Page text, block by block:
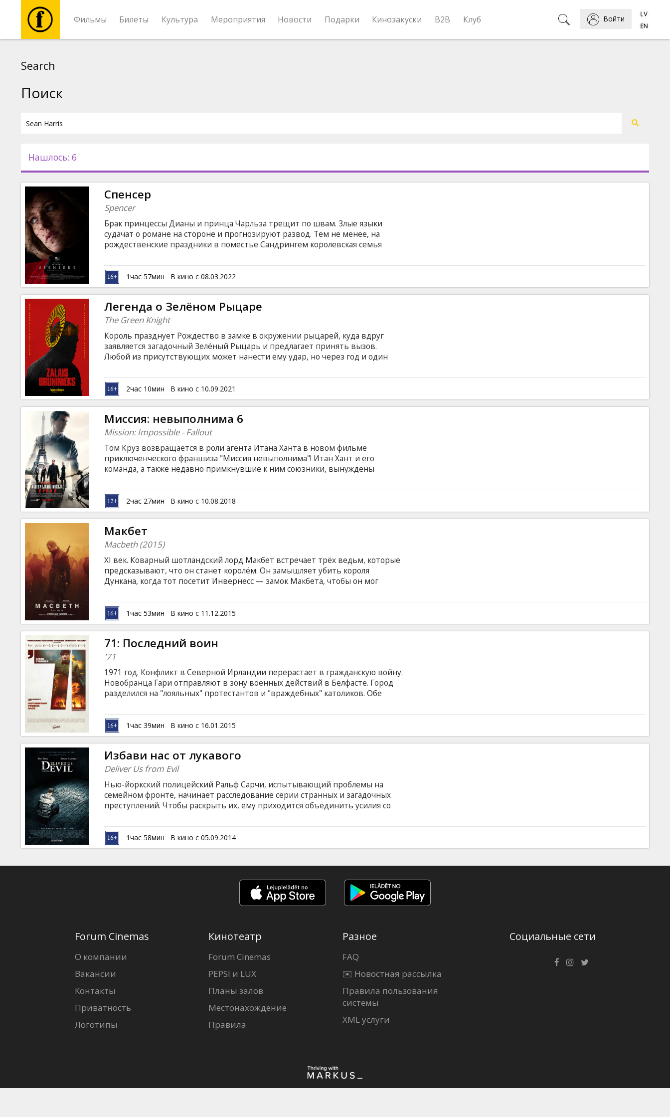
Фильмы Билеты Культура Мероприятия Новости Подарки Кинозакуски B2B Клуб Войти
Новости
Подарки
Кинозакуски
B2B
Клуб
Search
Поиск
Нашлось: 6
Спенсер
Spencer
Брак принцессы Дианы и принца Чарльза трещит по швам. Злые языки
судачат о романе на стороне и прогнозируют развод. Тем не менее, на
рождественские праздники в поместье Сандрингем королевская семья
на охоту, но сможет ли Диана продолжать эту игру? Фильм на английском
языке с субтитрами на латышском и русском языках.
1час 57мин В кино с 08.03.2022
Легенда о Зелёном Рыцаре
The Green Knight
Король празднует Рождество в замке в окружении рыцарей, куда вдруг
заявляется загадочный Зелёный Рыцарь и предлагает принять вызов.
Любой из присутствующих может нанести ему удар, но через год и один
ответ. Сэр Гавейн, племянник и наследник короля, вызывается на поединок
и отрубает гостю голову. Но тот, приставив голову на место, напоминает об
уговоре и удаляется. Год спустя Гавейн отправляется в полное опасностей
путешествие. Фильм на английском языке с субтитрами на латышском и
русском языках.
2час 10мин В кино с 10.09.2021
Миссия: невыполнима 6
Mission: Impossible - Fallout
Том Круз возвращается в роли агента Итана Ханта в новом фильме
приключенческого франшиза "Миссия невыполнима"! Итан Хант и его
команда, а также недавно примкнувшие к ним союзники, вынуждены
плану. Фильм на английском языке с субтитрами на латышском и русском
языках. Фильм в формате 3D. * В отдельных кинотеатрах и в формате 2D.
Дополнительная информация в репертуарах кинотеатров.
2час 27мин В кино с 10.08.2018
Макбет
Macbeth (2015)
XI век. Коварный шотландский лорд Макбет встречает трёх ведьм, которые
предсказывают, что он станет королём. Он замышляет убить короля
Дункана, когда тот посетит Инвернесс — замок Макбета, чтобы он мог
русском языках.
1час 53мин В кино с 11.12.2015
71: Последний воин
'71
1971 год. Конфликт в Северной Ирландии перерастает в гражданскую войну.
Новобранца Гари отправляют в зону военных действий в Белфасте. Город
разделился на "лояльных" протестантов и "враждебных" католиков. Обе
уличные банды и тайные агенты со всех сторон пытаются отстаивать свои
интересы… Фильм на английском языке с субтитрами на латышском и
русском языках.
1час 39мин В кино с 16.01.2015
Избави нас от лукавого
Deliver Us from Evil
Нью-йоркский полицейский Ральф Сарчи, испытывающий проблемы на
семейном фронте, начинает расследование серии странных и загадочных
преступлений. Чтобы раскрыть их, ему приходится объединить усилия со
практикующим ритуалы изгнания бесов. Вместе они вступают в смертельно
опасную схватку с демоническими созданиями, терроризирующими город. В
основе картины – книга, описывающая реальные случаи из полицейской
1час 58мин В кино с 05.09.2014
Forum Cinemas
О компании
Вакансии
Контакты
Приватность
Логотипы
Кинотеатр
Forum Cinemas
PEPSI и LUX
Планы залов
Местонахождение
Правила
Разное
FAQ
✉️ Новостная рассылка
Правила пользования
системы
XML услуги
Социальные сети